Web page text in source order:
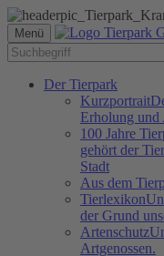
Menü
Der Tierpark
Kurzportrait
Erholung und
100 Jahre
gehört der
Stadt
Aus dem
Tierlexikon
der Grund
Artenschutz
Artgenossen.